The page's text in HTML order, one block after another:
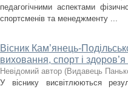
педагогічними аспектами
спортсменів та менеджменту ...
Вісник Кам’янець-
виховання, спорт і
Невідомий автор (Видавець
У віснику висвітлюються